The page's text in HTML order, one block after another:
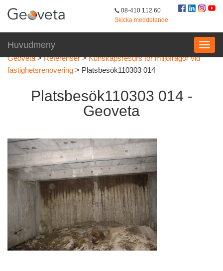
08-410 112 60
Skicka meddelande
Huvudmeny
Geoveta>Referenser>Kunskapsresurs för miljöfrågor vid
fastighetsrenovering > Platsbesök110303 014
Platsbesök110303 014 -
Geoveta